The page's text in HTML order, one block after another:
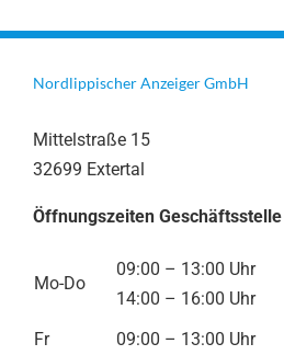
Nordlippischer Anzeiger GmbH
Mittelstraße 15
32699 Extertal
Öffnungszeiten Geschäftsstelle
Mo-Do
09:00 – 13:00 Uhr
14:00 – 16:00 Uhr
Fr
09:00 – 13:00 Uhr